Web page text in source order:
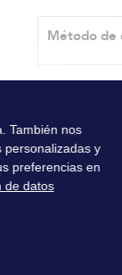
Método de
También nos
personalizadas y
preferencias en
de datos